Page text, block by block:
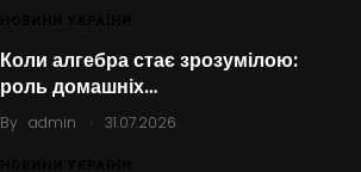
Коли алгебра стає зрозумілою:
роль домашніх…
By admin . 31.07.2026